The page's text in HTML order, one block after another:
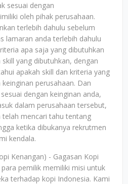
sesuai dengan
oleh pihak perusahaan.
terlebih dahulu sebelum
lamaran anda terlebih dahulu
apa saja yang dibutuhkan
yang dibutuhkan, dengan
apakah skill dan kriteria yang
perusahaan. Dan
dengan keinginan anda,
dalam perusahaan tersebut,
mencari tahu tentang
ketika dibukanya rekrutmen
kendala.
Kenangan) - Gagasan Kopi
pemilik memiliki misi untuk
terhadap kopi Indonesia. Kami